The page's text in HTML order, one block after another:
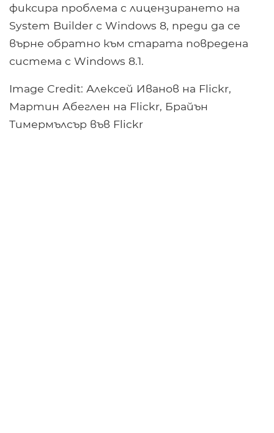
фиксира проблема с лицензирането на
System Builder с Windows 8, преди да се
върне обратно към старата повредена
система с Windows 8.1.
Image Credit: Алексей Иванов на Flickr,
Мартин Абеглен на Flickr, Брайън
Тимермълсър във Flickr